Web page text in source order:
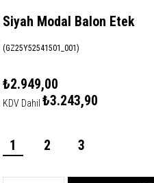
Siyah Modal Balon Etek
(GZ25Y52541501_001)
₺2.949,00
KDV Dahil ₺3.243,90
1 2 3